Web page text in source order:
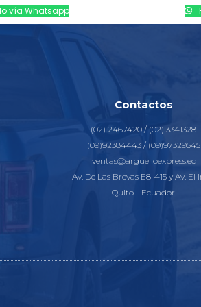
vía Whatsapp
Contactos
(02) 2467420 / (02) 3341328
(09)92384443 / (09)97329545
ventas@arguelloexpress.ec
Av. De Las Brevas E8-415 y Av. El
Quito - Ecuador